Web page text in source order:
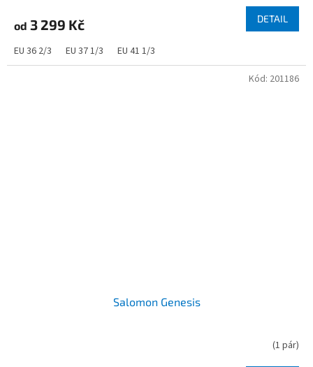
od 3 299 Kč DETAIL
EU 36 2/3 EU 37 1/3 EU 41 1/3
Salomon Genesis
(1 pár)
Kód: 201186